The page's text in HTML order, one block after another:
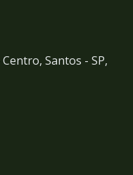
Santos - SP,